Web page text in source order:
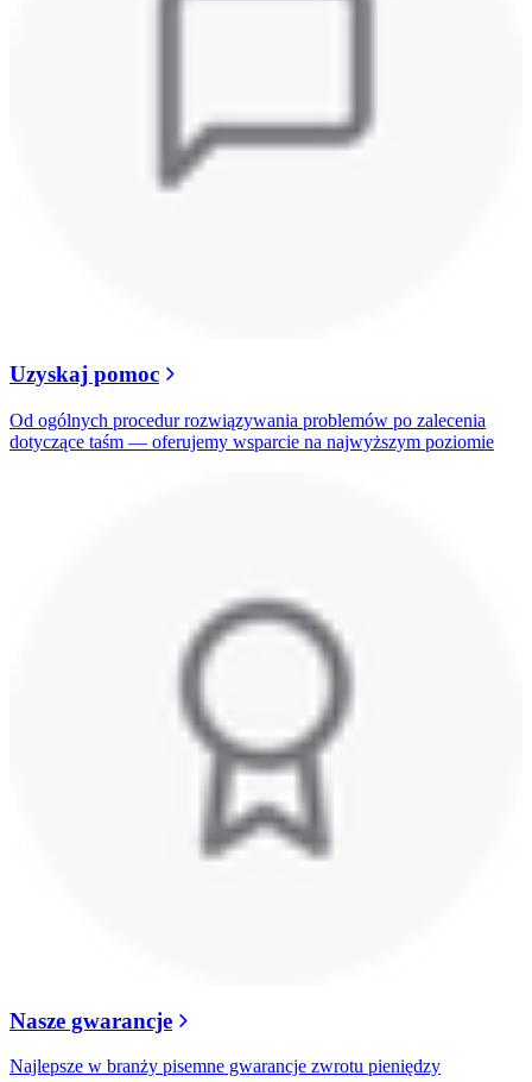
Uzyskaj pomoc
Od ogólnych procedur rozwiązywania problemów po zalecenia
dotyczące taśm — oferujemy wsparcie na najwyższym poziomie
Nasze gwarancje
Najlepsze w branży pisemne gwarancje zwrotu pieniędzy